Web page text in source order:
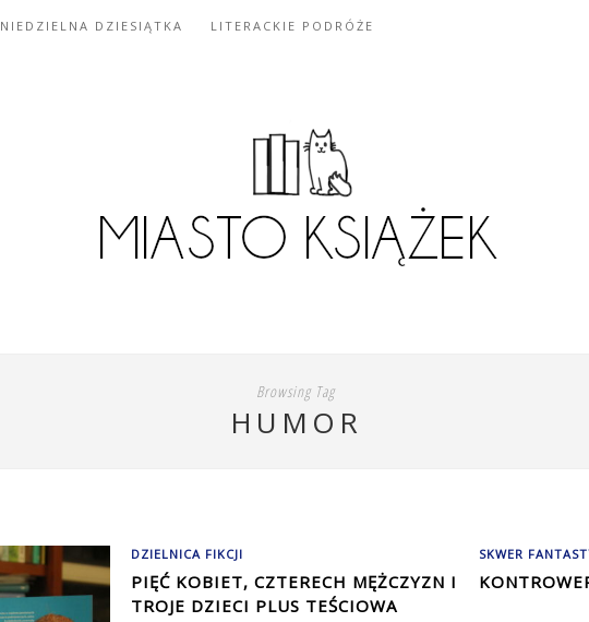
NIEDZIELNA DZIESIĄTKA LITERACKIE PODRÓŻE
Browsing Tag
HUMOR
DZIELNICA FIKCJI
PIĘĆ KOBIET, CZTERECH MĘŻCZYZN I
TROJE DZIECI PLUS TEŚCIOWA
SKWER